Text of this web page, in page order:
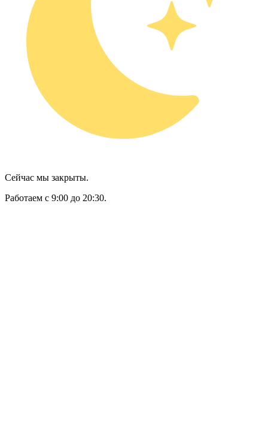
Сейчас мы закрыты.
Работаем с 9:00 до 20:30.